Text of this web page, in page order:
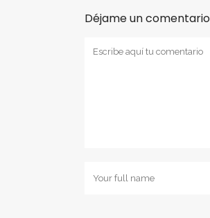
Déjame un comentario